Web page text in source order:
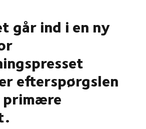
går ind i en ny
efterspørgslen
primære